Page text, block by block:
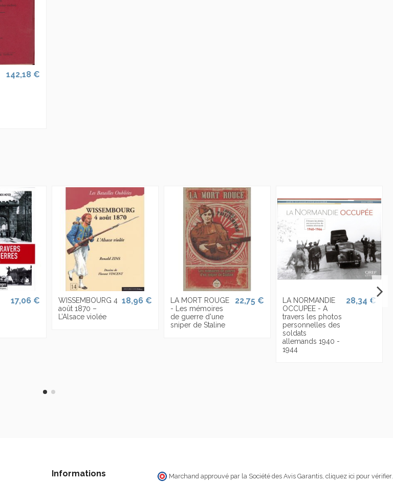
142,18 €
17,06 €
WISSEMBOURG 4
août 1870 –
L’Alsace violée
18,96 €
LA MORT ROUGE
- Les mémoires
de guerre d'une
sniper de Staline
22,75 €
LA NORMANDIE
OCCUPEE - A
travers les photos
personnelles des
soldats
allemands 1940 -
1944
28,34 €
Informations Marchand approuvé par la Société des Avis Garantis, cliquez ici pour vérifier.